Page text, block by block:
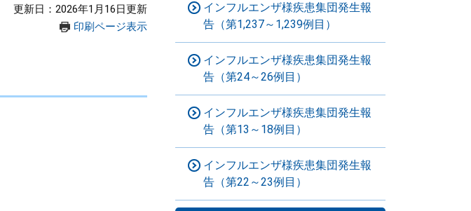
更新日：2026年1月16日更新
印刷ページ表示
インフルエンザ様疾患集団発生報
告（第1,237～1,239例目）
インフルエンザ様疾患集団発生報
告（第24～26例目）
インフルエンザ様疾患集団発生報
告（第13～18例目）
インフルエンザ様疾患集団発生報
告（第22～23例目）